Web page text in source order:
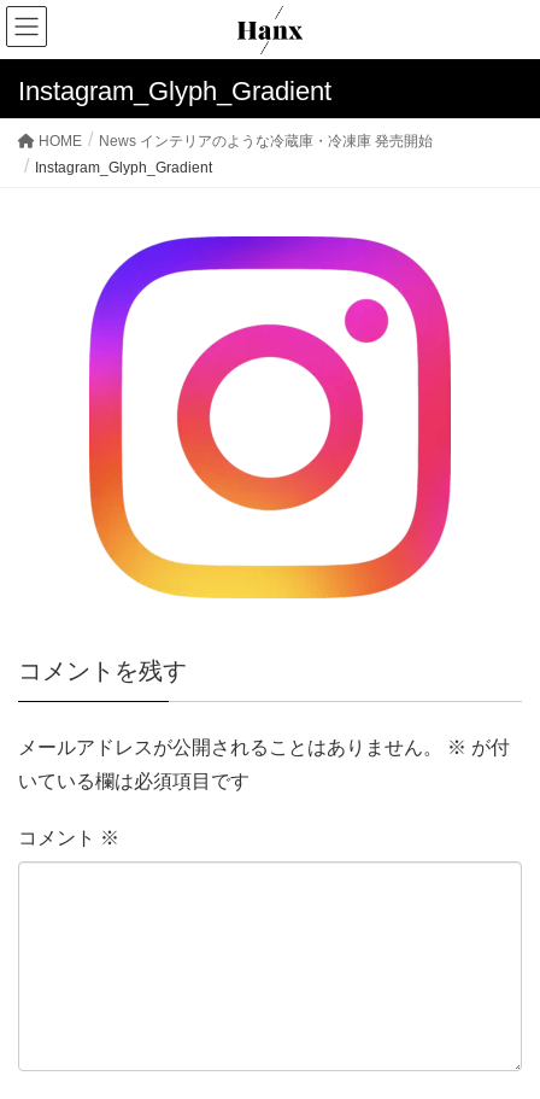
Instagram_Glyph_Gradient
HOME
News インテリアのような冷蔵庫・冷凍庫 発売開始
Instagram_Glyph_Gradient
コメントを残す
メールアドレスが公開されることはありません。 ※ が付
いている欄は必須項目です
コメント ※